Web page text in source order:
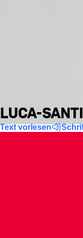
LUCA-
Text vorlesen